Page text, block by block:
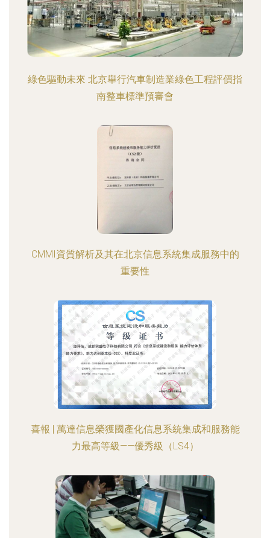
綠色驅動未來 北京舉行汽車制造業綠色工程評價指
南整車標準預審會
CMMI資質解析及其在北京信息系統集成服務中的
重要性
喜報 | 萬達信息榮獲國產化信息系統集成和服務能
力最高等級——優秀級（LS4）